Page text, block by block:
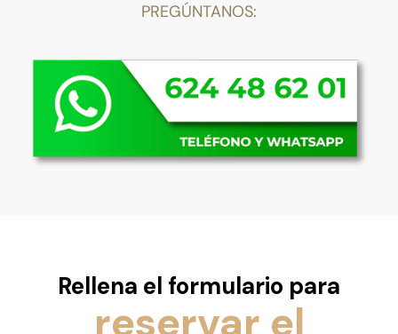
PREGÚNTANOS:
Rellena el formulario para
reservar el